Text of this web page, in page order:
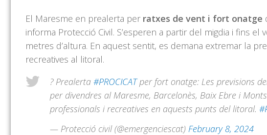
El Maresme en prealerta per ratxes de vent i fort onatge
informa Protecció Civil. S’esperen a partir del migdia i fins
metres d’altura. En aquest sentit, es demana extremar la
recreatives al litoral.
? Prealerta #PROCICATper fort onatge: Les previsions
per divendres al Maresme, Barcelonès, Baix Ebre i
professionals i recreatives en aquests punts del litoral.
— Protecció civil (@emergenciescat) February 8, 2024